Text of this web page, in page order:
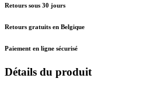
Retours sous 30 jours
Retours gratuits en Belgique
Paiement en ligne sécurisé
Détails du produit